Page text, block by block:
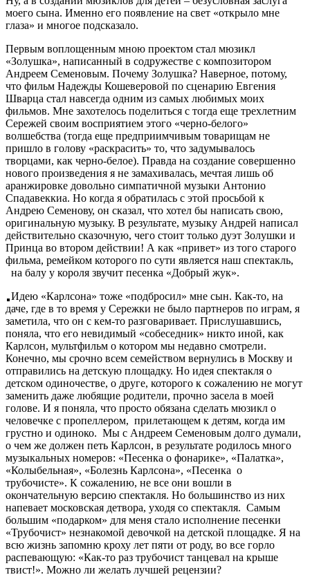
моего сына. Именно его появление на свет «открыло мне
глаза» и многое подсказало.
Первым воплощенным мною проектом стал мюзикл
«Золушка», написанный в содружестве с композитором
Андреем Семеновым. Почему Золушка? Наверное, потому,
что фильм Надежды Кошеверовой по сценарию Евгения
Шварца стал навсегда одним из самых любимых моих
фильмов. Мне захотелось поделиться с тогда еще трехлетним
Сережей своим восприятием этого «черно-белого»
волшебства (тогда еще предприимчивым товарищам не
пришло в голову «раскрасить» то, что задумывалось
творцами, как черно-белое). Правда на создание совершенно
нового произведения я не замахивалась, мечтая лишь об
аранжировке довольно симпатичной музыки Антонио
Спадавеккиа. Но когда я обратилась с этой просьбой к
Андрею Семенову, он сказал, что хотел бы написать свою,
оригинальную музыку. В результате, музыку Андрей написал
действительно сказочную, чего стоит только дуэт Золушки и
Принца во втором действии! А как «привет» из того старого
фильма, ремейком которого по сути является наш спектакль,
на балу у короля звучит песенка «Добрый жук».
Идею «Карлсона» тоже «подбросил» мне сын. Как-то, на
даче, где в то время у Сережки не было партнеров по играм, я
заметила, что он с кем-то разговаривает. Прислушавшись,
поняла, что его невидимый «собеседник» никто иной, как
Карлсон, мультфильм о котором мы недавно смотрели.
Конечно, мы срочно всем семейством вернулись в Москву и
отправились на детскую площадку. Но идея спектакля о
детском одиночестве, о друге, которого к сожалению не могут
заменить даже любящие родители, прочно засела в моей
голове. И я поняла, что просто обязана сделать мюзикл о
человечке с пропеллером, прилетающем к детям, когда им
грустно и одиноко. Мы с Андреем Семеновым долго думали,
о чем же должен петь Карлсон, в результате родилось много
музыкальных номеров: «Песенка о фонарике», «Палатка»,
«Колыбельная», «Болезнь Карлсона», «Песенка о
трубочисте». К сожалению, не все они вошли в
окончательную версию спектакля. Но большинство из них
напевает московская детвора, уходя со спектакля. Самым
большим «подарком» для меня стало исполнение песенки
«Трубочист» незнакомой девочкой на детской площадке. Я на
всю жизнь запомню кроху лет пяти от роду, во все горло
распевающую: «Как-то раз трубочист танцевал на крыше
твист!». Можно ли желать лучшей рецензии?